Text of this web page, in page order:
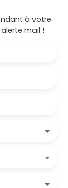
à votre
mail !